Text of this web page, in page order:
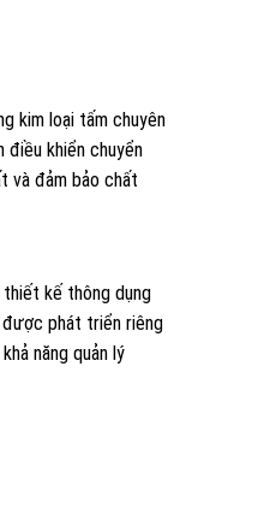
kim loại tấm chuyên
điều khiển chuyển
và đảm bảo chất
thiết kế thông dụng
được phát triển riêng
năng quản lý